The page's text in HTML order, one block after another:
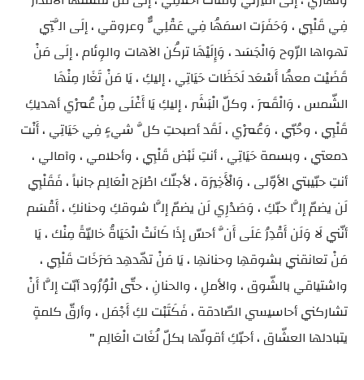
فِي قَلْبِي ، وَحَفَرَت اسمَهُا فِي عَقْلِيٌّ وعروقي ، إلَى الَّتِي
تهواها الرّوح وَالْجَسَد ، وَإِلَيْهَا تركُن الآهات والوِئام ، إلَى مَنْ
قَضَيْت معهُا أَسْعَد لَحَظَات حَيَاتِي ، إليكِ ، يَا مَنْ تَغَار مِنْهَا
الشّمس ، وَالْقَمَر ، وكلّ الْبَشَر ، إليكِ يَا أَغْلَى مِنْ عُمْرِي أهديكِ
قَلْبِي ، وحُبّي ، وَعُمْرِي ، لَقَد أصبحتِ كلَّ شيءٍ فِي حَيَاتِي ، أَنْت
دمعتي ، وبسمة حَيَاتِي ، أنتِ نَبْض قَلْبِي ، وأحلامي ، وآمالي ،
أنتِ حبّيبتي الأوّلى ، وَالْأَخِيرَة ، لأجلّك اطْرَح الْعَالِم جانباً ، فَقَلْبِي
لَن يضمّ إلَّا حبّكِ ، وَصَدْرِي لَن يضمّ إلَّا شوقكِ وحنانكِ ، أَقْسَم
أنّني لَا وَلَن أَقْدِرُ عَلَى أَنَّ أحسّ إذَا كَانَتْ الْحَيَاةُ خاليّةً مِنْك ، يَا
مَنْ تعانقني بشوقهِا وحنانهِا ، يَا مَنْ تهّدهِد صَرَخَات قَلْبِي ،
واشتياقي بالشّوق ، والأملِ ، والحنانِ ، حتّى الْوُرُود أبّت إلَّا أَنْ
تشاركني أحاسيسي الصّادقة ، فَكَتَبْت لكِ أَجْمَل ، وأرقّ كلمةٍ
يتبادلها العشّاق ، أحبّكِ أقولّها بكلّ لُغَات الْعَالِم "